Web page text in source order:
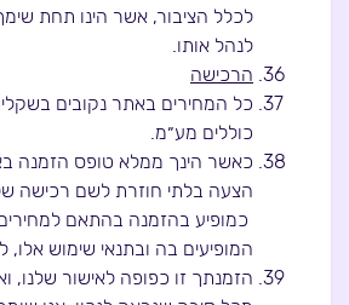
לכלל הציבור, אשר הינו תחת
לנהל אותו.
הרכישה
כל המחירים באתר נקובים
כוללים מע״מ.
כאשר הינך ממלא טופס הזמנה
הצעה בלתי חוזרת לשם רכישה
כמופיע בהזמנה בהתאם
המופיעים בה ובתנאי שימוש
הזמנתך זו כפופה לאישור שלנו,